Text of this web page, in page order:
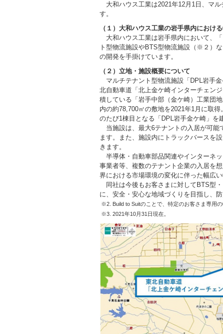
大和ハウス工業は2021年12月1日、マ
す。
（１）大和ハウス工業の岩手県内に
大和ハウス工業は岩手県内において、
ト型物流施設やBTS型物流施設（※２）
の開発を手掛けています。
（２）立地・施設概要について
マルチテナント型物流施設「DPL岩手
北自動車道「北上金ケ崎インターチェン
積している「岩手中部（金ケ崎）工業団
内の約78,700㎡の敷地を2021年1月に取
のたび1棟目となる「DPL岩手金ケ崎」を
当施設は、最大6テナントの入居が可能
ます。また、施設内にトラックバースを
きます。
半導体・自動車部品関連やインターネ
事業者等、複数のテナント企業の入居を
界における市場環境の変化に伴った幅広
同社は今後もお客さまに対してBTS型
に、安全・安心な地域づくりを目指し、
※2. Build toSuitのことで、特定のお客さま専用
※3. 2021年10月31日現在。